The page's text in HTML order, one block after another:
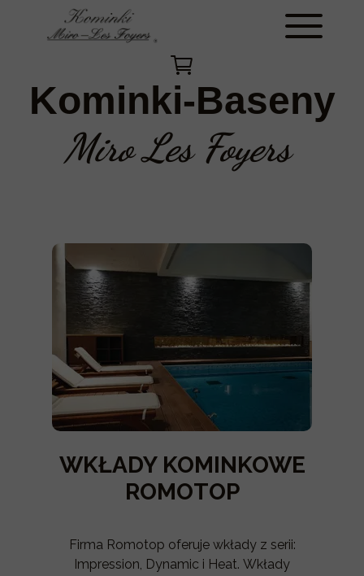
WKŁADY KOMINKOWE
ROMOTOP
Firma Romotop oferuje wkłady z serii:
Impression, Dynamic i Heat. Wkłady
Kominki-Baseny
Miro Les Foyers